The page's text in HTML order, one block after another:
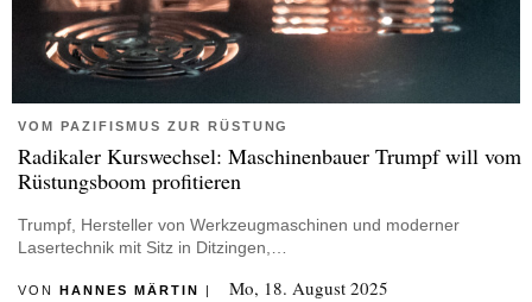
VOM PAZIFISMUS ZUR RÜSTUNG
Radikaler Kurswechsel: Maschinenbauer Trumpf will vom
Rüstungsboom profitieren
Trumpf, Hersteller von Werkzeugmaschinen und moderner
Lasertechnik mit Sitz in Ditzingen,…
VON HANNES MÄRTIN | Mo, 18. August 2025